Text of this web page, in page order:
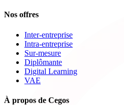
Nos offres
Inter-entreprise
Intra-entreprise
Sur-mesure
Diplômante
Digital Learning
VAE
À propos de Cegos